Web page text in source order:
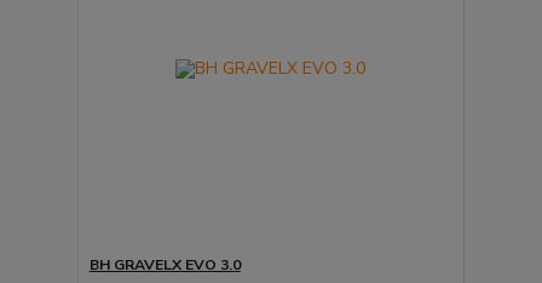
BH GRAVELX EVO 3.0